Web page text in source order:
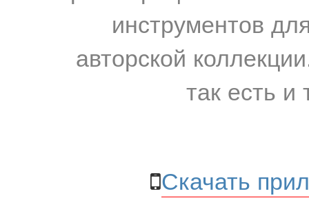
инструментов
авторской
так есть и
Скачать